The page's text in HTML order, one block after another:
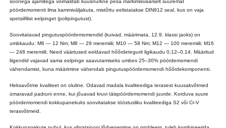
soonega ajamitega võimaldab kuusnurkne pesa märkimisväärselt suuremat
pöördemomenti ilma kammiväljakuta, mistõttu eelistatakse DIN912 seal, kus on vaja
spetsiifilist eelpinget (poltpingutust).
Soovitatavad pingutuspöördemomendid (kuivad, määrimata, 12.9. klassi jaoks) on
umbkaudu: M6 — 12 Nm; M8 — 29 meremiili; M10 — 58 Nm; M12 — 100 meremiili; M16
— 248 meremiili. Need väärtused eeldavad hõõrdetegurit ligikaudu 0,12–0,14. Määritud
liigendid vajavad sama eelpinge saavutamiseks umbes 25–30% pöördemomendi
vähendamist, kuna määrimine vähendab pingutuspöördemomendi hõõrdekomponenti.
Heksavõtme kvaliteet on oluline. Odavad madala kvaliteediga terasest kuusakvõtmed
ümaravad padruni enne, kui jõuavad kruvi täispöördemomendi juurde. Korduva suure
pöördemomendi kokkupanekuks soovitatakse tööstusliku kvaliteediga S2 või Cr-V
terasvõtmeid.